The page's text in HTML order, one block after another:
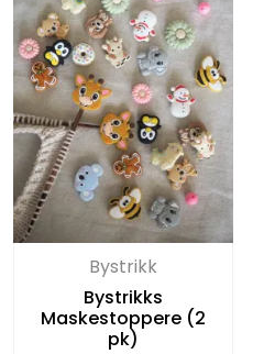
Bystrikk
Bystrikks
Maskestoppere (2
pk)